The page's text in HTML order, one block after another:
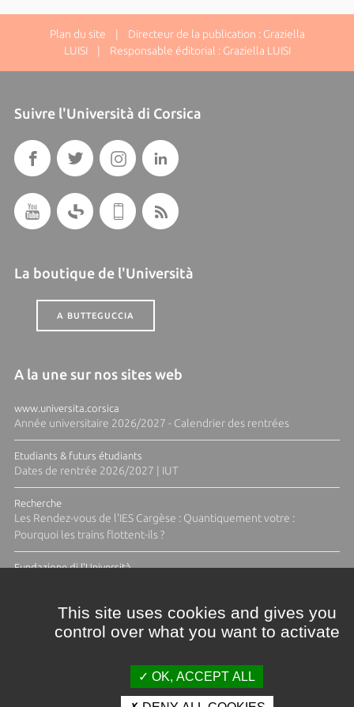
Plan du site | Directeur de la publication : Graziella
LUISI | Responsable éditorial : Graziella LUISI
Suivre l'Università di Corsica
La boutique de l'Università
A BUTTEGUCCIA
A la une sur nos sites web
www.universita.corsica
Année universitaire 2026/2027 - Calendrier des rentrées
Etudiants & futurs étudiants
Dates de rentrée 2026/2027 | IUT
Recherche
Les Rendez-vous de l'IES Cargèse : Quantiquement votre :
Pourquoi les trains flottent-ils ?
Fundazione di l'Università
This site uses cookies and gives you
control over what you want to activate
OK, ACCEPT ALL